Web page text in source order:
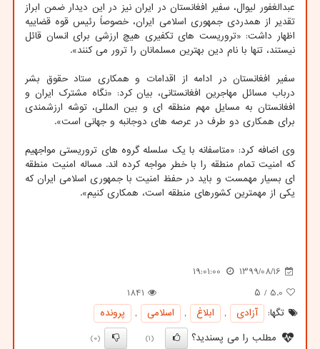
عبدالغفور لیوال، سفیر افغانستان در ایران نیز در این دیدار ضمن ابراز
تقدیر از همدردی جمهوری اسلامی ایران، خصوصاً رئیس قوه قضاییه
اظهار داشت: «تروریست های تکفیری هیچ ارزشی برای انسان قائل
نیستند، تنها با نام دین بهترین مسلمانان را ترور می کنند».
سفیر افغانستان در ادامه از اقدامات و همکاری ستاد حقوق بشر
درباب مسائل مهاجرین افغانستانی، بیان کرد: «نگاه مشترک ایران و
افغانستان به مسایل مهم منطقه ای و بین المللی، توشه ارزشمندی
برای همکاری دو طرف در عرصه های دوجانبه و جهانی است».
وی اضافه کرد: «متاسفانه با یک سلسله گروه های تروریستی مواجهیم
که امنیت تمام منطقه را با خطر مواجه کرده اند. مساله امنیت منطقه
ای بسیار مهمست و باید در حفظ امنیت با جمهوری اسلامی ایران که
یکی از مهمترین کشورهای منطقه است، همکاری کنیم».
1399/08/16
19:01:00
5.0 / ۵
1841
تگها:
آزادی , ابلاغ , اسلامی ,
پرونده
مطلب را می پسندید؟
(1)
(0)